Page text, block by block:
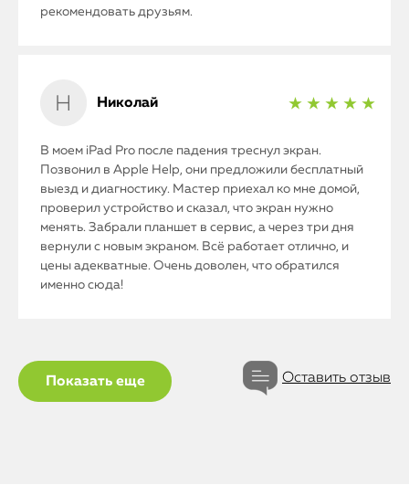
рекомендовать друзьям.
Николай ★ ★ ★ ★ ★
В моем iPad Pro после падения треснул экран.
Позвонил в Apple Help, они предложили бесплатный
выезд и диагностику. Мастер приехал ко мне домой,
проверил устройство и сказал, что экран нужно
менять. Забрали планшет в сервис, а через три дня
вернули с новым экраном. Всё работает отлично, и
цены адекватные. Очень доволен, что обратился
именно сюда!
Показать еще Оставить отзыв